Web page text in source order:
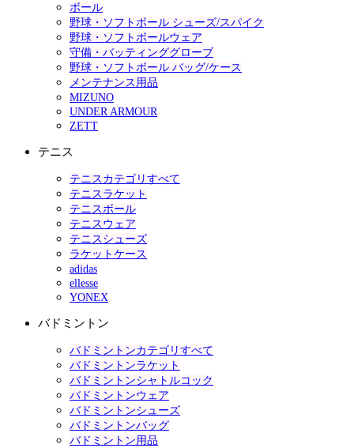
ボール
野球・ソフトボール シューズ/スパイク
野球・ソフトボールウェア
守備・バッティンググローブ
野球・ソフトボール バッグ/ケース
メンテナンス用品
MIZUNO
UNDER ARMOUR
ZETT
テニス
テニスカテゴリすべて
テニスラケット
テニスボール
テニスウェア
テニスシューズ
ラケットケース
adidas
ellesse
YONEX
バドミントン
バドミントンカテゴリすべて
バドミントンラケット
バドミントンシャトルコック
バドミントンウェア
バドミントンシューズ
バドミントンバッグ
バドミントン用品